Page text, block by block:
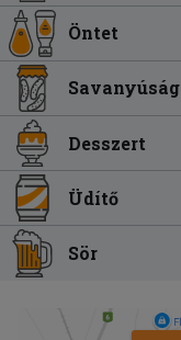
Öntet
Savanyúság
Desszert
Üdítő
Sör